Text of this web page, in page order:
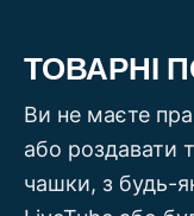
ТОВАРНІ
Ви не маєте
або роздавати
чашки, з будь-